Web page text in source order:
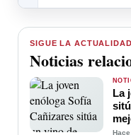
SIGUE LA ACTUALIDAD
Noticias
La